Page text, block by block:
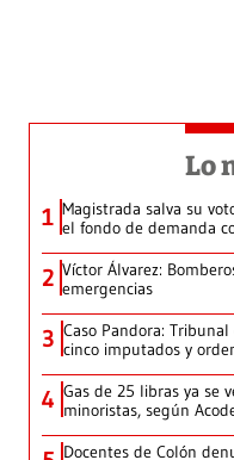
Lo
1 Magistrada salva su
el fondo de demanda
2 Víctor Álvarez:
emergencias
3 Caso Pandora:
cinco imputados y
4 Gas de 25 libras ya se
minoristas, según
Docentes de Colón